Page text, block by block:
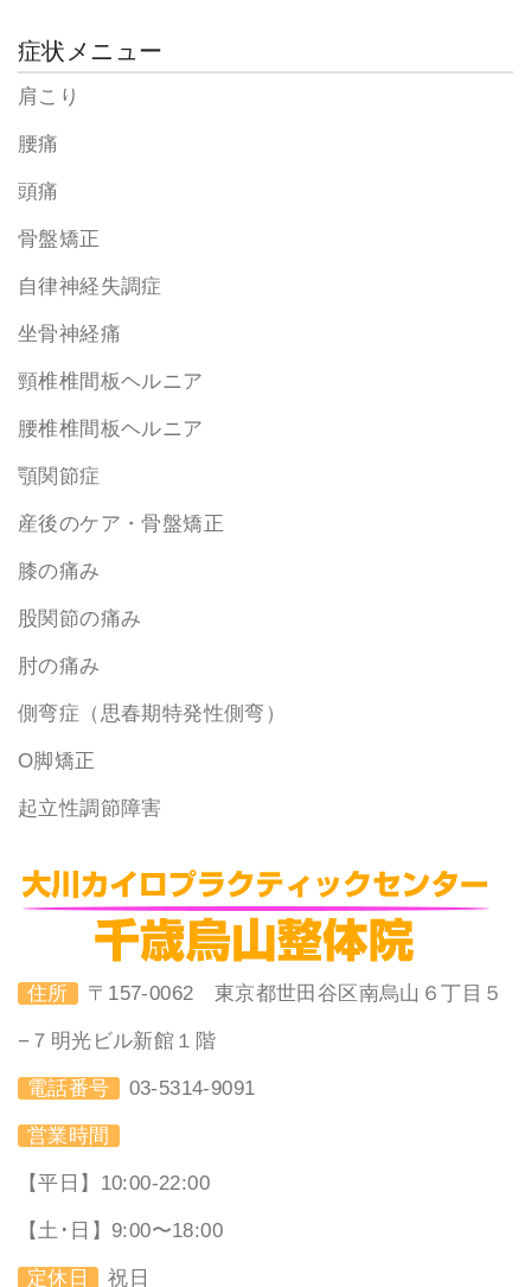
症状メニュー
肩こり
腰痛
頭痛
骨盤矯正
自律神経失調症
坐骨神経痛
頸椎椎間板ヘルニア
腰椎椎間板ヘルニア
顎関節症
産後のケア・骨盤矯正
膝の痛み
股関節の痛み
肘の痛み
側弯症（思春期特発性側弯）
O脚矯正
起立性調節障害
住所 〒157-0062 東京都世田谷区南烏山６丁目５
−７明光ビル新館１階
電話番号 03-5314-9091
営業時間
【平日】10:00-22:00
【土･日】9:00〜18:00
定休日 祝日